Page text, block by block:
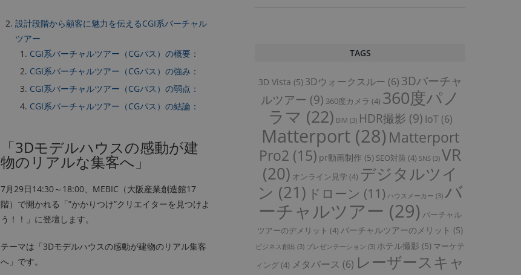
設計段階から顧客に魅力を伝えるCGI系バーチャル
ツアー
CGI系バーチャルツアー（CGパス）の概要：
CGI系バーチャルツアー（CGパス）の強み：
CGI系バーチャルツアー（CGパス）の弱点：
CGI系バーチャルツアー（CGパス）の結論：
「3Dモデルハウスの感動が建
物のリアルな集客へ」
7月29日14:30～18:00、MEBIC（大阪産業創造館17
階）で開かれる「”かかりつけ”クリエイターを見つけよ
う！！」に登壇します。
テーマは「3Dモデルハウスの感動が建物のリアル集客
へ」です。
TAGS
3D Vista (5) 3Dウォークスルー (6) 3Dバーチャ
ルツアー (9) 360度カメラ (4) 360度パノ
ラマ (22) BIM (3) HDR撮影 (9) IoT(6)
Matterport(28) Matterport
Pro2 (15) pr動画制作 (5) SEO対策 (4) SNS (3) VR
(20) オンライン見学 (4) デジタルツイ
ン (21) ドローン (11) ハウスメーカー (3) バ
ーチャルツアー (29) バーチャル
ツアーのデメリット (4) バーチャルツアーのメリット (5)
ビジネス創出 (3) プレゼンテーション (3) ホテル撮影 (5) マーケテ
ィング(4) メタバース (6) レーザースキャ